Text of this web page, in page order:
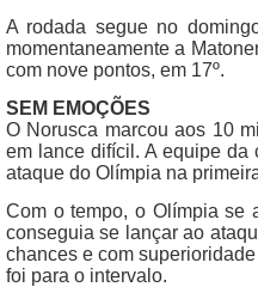
A rodada segue no
momentaneamente a
com nove pontos, em 17º.
SEM EMOÇÕES
O Norusca marcou aos 10
em lance difícil. A equipe da
ataque do Olímpia na
Com o tempo, o Olímpia se
conseguia se lançar ao
chances e com
foi para o intervalo.